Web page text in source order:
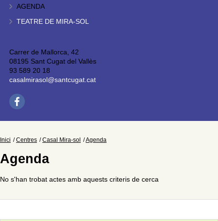
AGENDA
TEATRE DE MIRA-SOL
Carrer de Mallorca, 42
08195 Sant Cugat del Vallès
93 589 20 18
casalmirasol@santcugat.cat
Inici Centres Casal Mira-sol Agenda
Agenda
No s'han trobat actes amb aquests criteris de cerca